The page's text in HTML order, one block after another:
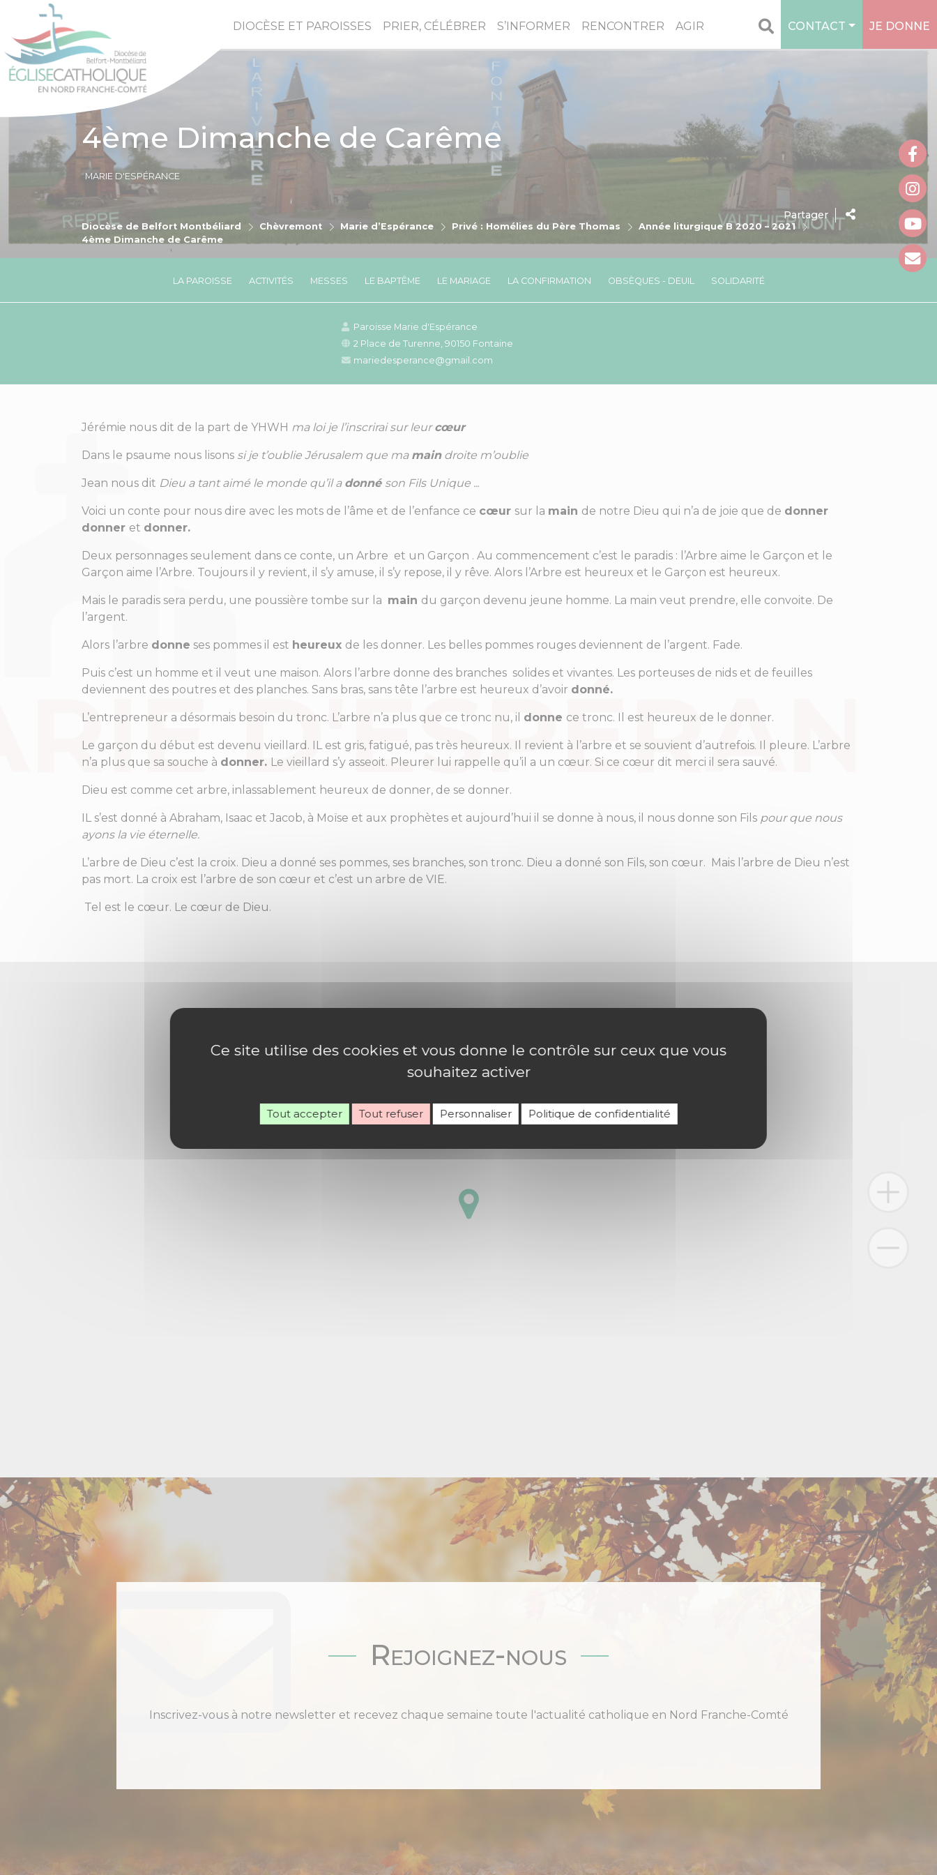
DIOCÈSE ET PAROISSES PRIER, CÉLÉBRER S’INFORMER RENCONTRER AGIR CONTACT JE DONNE
4ème Dimanche de Carême
MARIE D'ESPÉRANCE
Partager
Diocèse de Belfort Montbéliard Chèvremont Marie d’Espérance Privé : Homélies du Père Thomas
Année liturgique B 2020 – 2021
4ème Dimanche de Carême
LA PAROISSE ACTIVITÉS MESSES LE BAPTÊME LE MARIAGE LA CONFIRMATION OBSÈQUES - DEUIL SOLIDARITÉ
Paroisse Marie d'Espérance
2 Place de Turenne, 90150 Fontaine
mariedesperance@gmail.com
Jérémie nous dit de la part de YHWH ma loi je l’inscrirai sur leurcœur
Dans le psaume nous lisons si je t’oublie Jérusalem que ma maindroite m’oublie
Jean nous dit Dieu a tant aimé le monde qu’il a donné son Fils Unique ...
Voici un conte pour nous dire avec les mots de l’âme et de l’enfance ce cœur sur la main de notre Dieu qui n’a de joie que de donner
donner et donner.
Deux personnages seulement dans ce conte, un Arbre et un Garçon . Au commencement c’est le paradis : l’Arbre aime le Garçon et le
Garçon aime l’Arbre. Toujours il y revient, il s’y amuse, il s’y repose, il y rêve. Alors l’Arbre est heureux et le Garçon est heureux.
Mais le paradis sera perdu, une poussière tombe sur la main du garçon devenu jeune homme. La main veut prendre, elle convoite. De
l’argent.
Alors l’arbre donne ses pommes il est heureux de les donner. Les belles pommes rouges deviennent de l’argent. Fade.
Puis c’est un homme et il veut une maison. Alors l’arbre donne des branches solides et vivantes. Les porteuses de nids et de feuilles
deviennent des poutres et des planches. Sans bras, sans tête l’arbre est heureux d’avoir donné.
L’entrepreneur a désormais besoin du tronc. L’arbre n’a plus que ce tronc nu, il donne ce tronc. Il est heureux de le donner.
Le garçon du début est devenu vieillard. IL est gris, fatigué, pas très heureux. Il revient à l’arbre et se souvient d’autrefois. Il pleure. L’arbre
n’a plus que sa souche à donner. Le vieillard s’y asseoit. Pleurer lui rappelle qu’il a un cœur. Si ce cœur dit merci il sera sauvé.
Dieu est comme cet arbre, inlassablement heureux de donner, de se donner.
IL s’est donné à Abraham, Isaac et Jacob, à Moïse et aux prophètes et aujourd’hui il se donne à nous, il nous donne son Fils pour que nous
ayons la vie éternelle.
L’arbre de Dieu c’est la croix. Dieu a donné ses pommes, ses branches, son tronc. Dieu a donné son Fils, son cœur. Mais l’arbre de Dieu n’est
pas mort. La croix est l’arbre de son cœur et c’est un arbre de VIE.
Tel est le cœur. Le cœur de Dieu.
Rejoignez-nous
Inscrivez-vous à notre newsletter et recevez chaque semaine toute l'actualité catholique en Nord Franche-Comté
Ce site utilise des cookies et vous donne le contrôle sur ceux que vous
souhaitez activer
Tout accepter Tout refuser Personnaliser Politique de confidentialité